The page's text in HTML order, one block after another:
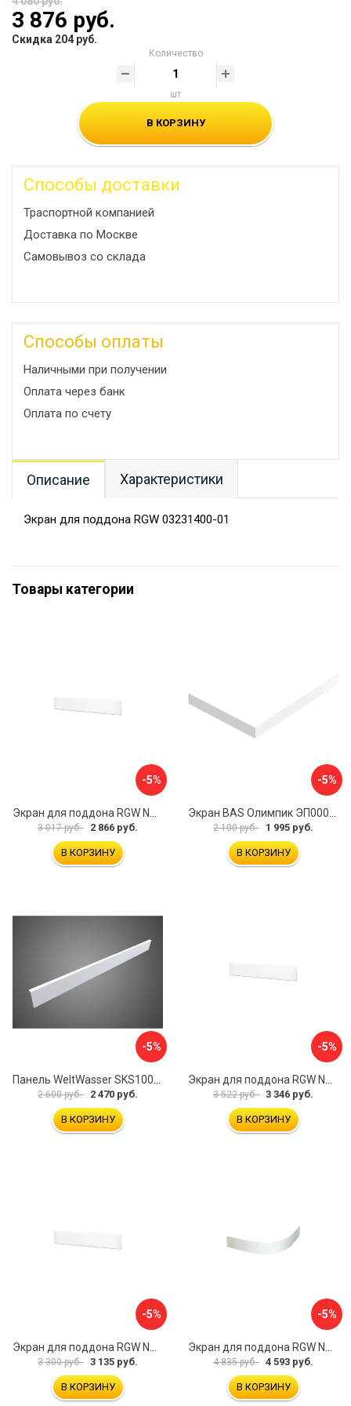
3 876 руб.
Скидка 204 руб.
Количество
шт
В КОРЗИНУ
Способы доставки
Траспортной компанией
Доставка по Москве
Самовывоз со склада
Способы оплаты
Наличными при получении
Оплата через банк
Оплата по счету
Описание Характеристики
Экран для поддона RGW 03231400-01
Товары категории
-5%
3 017 руб. 2 866 руб.
В КОРЗИНУ
-5%
2 100 руб. 1 995 руб.
В КОРЗИНУ
-5%
Панель WeltWasser SKS100-WT 10000004396
2 600 руб. 2 470 руб.
В КОРЗИНУ
-5%
Экран для поддона RGW NG-21 03231480-01
3 522 руб. 3 346 руб.
В КОРЗИНУ
-5%
3 300 руб. 3 135 руб.
В КОРЗИНУ
-5%
4 835 руб. 4 593 руб.
В КОРЗИНУ